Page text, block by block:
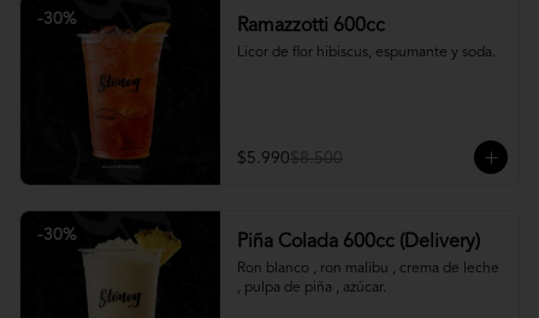
-30% Ramazzotti 600cc
Licor de flor hibiscus, espumante y soda.
$5.990$8.500
-30% Piña Colada 600cc (Delivery)
Ron blanco , ron malibu , crema de leche
, pulpa de piña , azúcar.